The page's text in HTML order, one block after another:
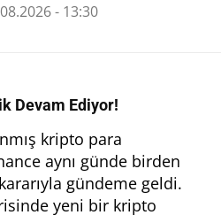
- 13:30
Devam Ediyor!
kripto para
aynı günde birden
gündeme geldi.
yeni bir kripto